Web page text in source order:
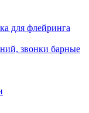
для флейринга
звонки барные